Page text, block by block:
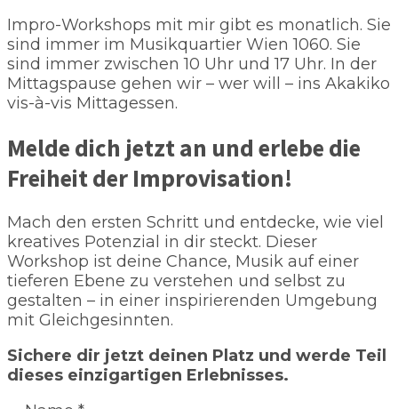
Impro-Workshops mit mir gibt es monatlich. Sie
sind immer im Musikquartier Wien 1060. Sie
sind immer zwischen 10 Uhr und 17 Uhr. In der
Mittagspause gehen wir – wer will – ins Akakiko
vis-à-vis Mittagessen.
Melde dich jetzt an und erlebe die
Freiheit der Improvisation!
Mach den ersten Schritt und entdecke, wie viel
kreatives Potenzial in dir steckt. Dieser
Workshop ist deine Chance, Musik auf einer
tieferen Ebene zu verstehen und selbst zu
gestalten – in einer inspirierenden Umgebung
mit Gleichgesinnten.
Sichere dir jetzt deinen Platz und werde Teil
dieses einzigartigen Erlebnisses.